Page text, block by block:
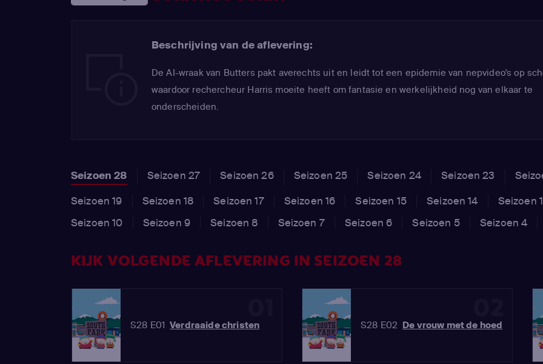
Beschrijving van de aflevering:
De AI-wraak van Butters pakt averechts uit en leidt tot een epidemie van nepvideo's op
waardoor rechercheur Harris moeite heeft om fantasie en werkelijkheid nog van elkaar te
onderscheiden.
Seizoen 28 Seizoen 27 Seizoen 26 Seizoen 25 Seizoen 24 Seizoen 23
Seizoen 19
Seizoen 18 Seizoen 17 Seizoen 16 Seizoen 15 Seizoen 14 Seizoen
Seizoen 10
Seizoen 9 Seizoen 8 Seizoen 7 Seizoen 6 Seizoen 5 Seizoen 4
KIJK VOLGENDE AFLEVERING IN SEIZOEN 28
S28 E01 Verdraaide christen S28 E02 De vrouw met de hoed